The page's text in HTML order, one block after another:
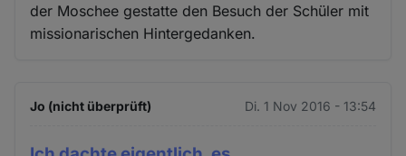
der Moschee gestatte den Besuch der Schüler mit
missionarischen Hintergedanken.
Jo (nicht überprüft) Di. 1 Nov 2016 - 13:54